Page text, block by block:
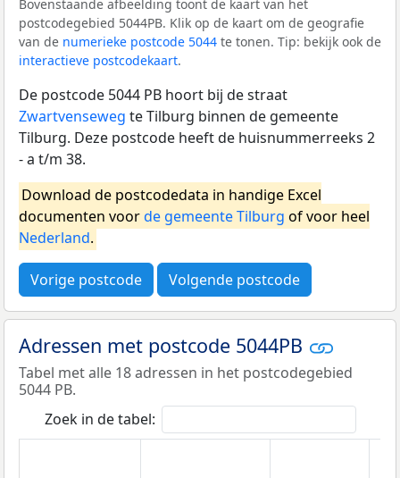
Bovenstaande afbeelding toont de kaart van het
postcodegebied 5044PB. Klik op de kaart om de geografie
van de numerieke postcode 5044 te tonen. Tip: bekijk ook de
interactieve postcodekaart.
De postcode 5044 PB hoort bij de straat
Zwartvenseweg te Tilburg binnen de gemeente
Tilburg. Deze postcode heeft de huisnummerreeks 2
- a t/m 38.
Download de postcodedata in handige Excel
documenten voorde gemeente Tilburg of voor heel
Nederland.
Vorige postcode Volgende postcode
Adressen met postcode 5044PB
Tabel met alle 18 adressen in het postcodegebied
5044 PB.
Zoek in de tabel: